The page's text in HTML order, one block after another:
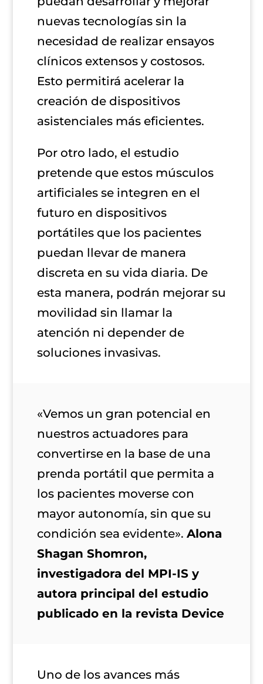
nuevas tecnologías sin la
necesidad de realizar ensayos
clínicos extensos y costosos.
Esto permitirá acelerar la
creación de dispositivos
asistenciales más eficientes.
Por otro lado, el estudio
pretende que estos músculos
artificiales se integren en el
futuro en dispositivos
portátiles que los pacientes
puedan llevar de manera
discreta en su vida diaria. De
esta manera, podrán mejorar su
movilidad sin llamar la
atención ni depender de
soluciones invasivas.
«Vemos un gran potencial en
nuestros actuadores para
convertirse en la base de una
prenda portátil que permita a
los pacientes moverse con
mayor autonomía, sin que su
condición sea evidente». Alona
Shagan Shomron,
investigadora del MPI-IS y
autora principal del estudio
publicado en la revista Device
Uno de los avances más